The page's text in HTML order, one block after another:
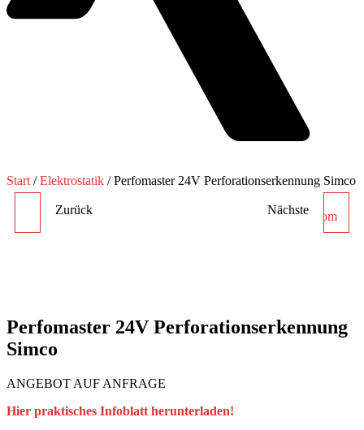
Start /Elektrostatik / Perfomaster 24V Perforationserkennung Simco
AUFLADEGENERATOR
Zurück CLEANFLEX EASY
Nächste
Perfomaster 24V Perforationserkennung
Simco
ANGEBOT AUF ANFRAGE
Hier praktisches Infoblatt herunterladen!